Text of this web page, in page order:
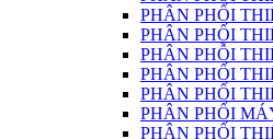
PHÂN PHỐI
PHÂN PHỐI
PHÂN PHỖI
PHÂN PHỐI
PHÂN PHỐI
PHÂN PHỐI
PHÂN PHỐI